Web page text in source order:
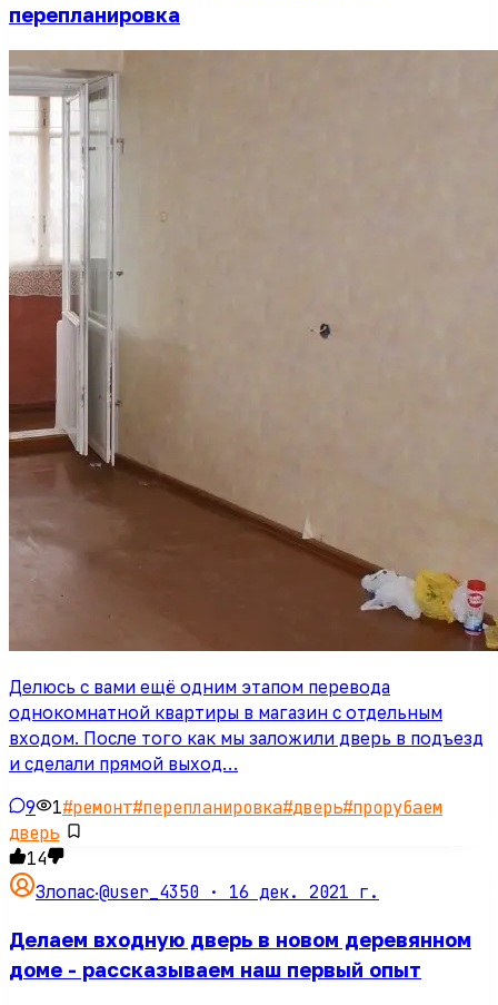
перепланировка
Делюсь с вами ещё одним этапом перевода
однокомнатной квартиры в магазин с отдельным
входом. После того как мы заложили дверь в подъезд
и сделали прямой выход…
9 1#ремонт#перепланировка#дверь#прорубаем
дверь
14
Злопас·@user_4350 · 16 дек. 2021 г.
Делаем входную дверь в новом деревянном
доме - рассказываем наш первый опыт